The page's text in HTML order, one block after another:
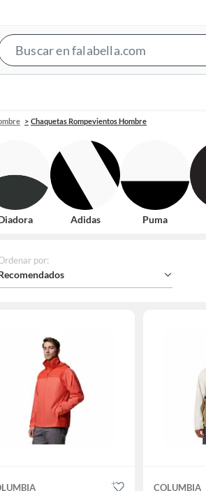
Bar
Chaquetas Rompevientos Hombre
Adidas Puma
por:
COLUMBIA